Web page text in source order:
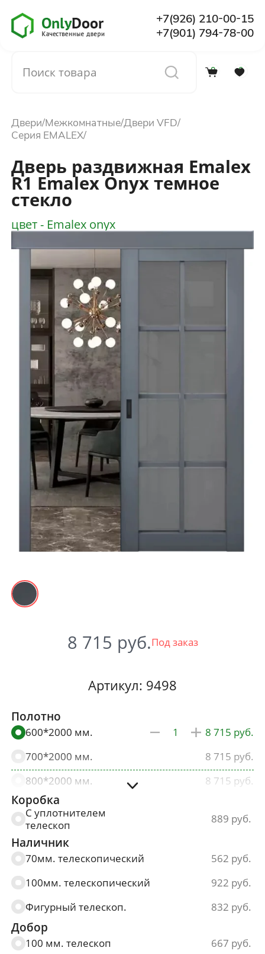
+7(926) 210-00-15
+7(901) 794-78-00
0 0
О компании
Установка
Доставка и оплата
Отзывы
Акции
Контакты
Фото работ
Двери Межкомнатные Двери VFD
Серия EMALEX
Дверь раздвижная Emalex
R1 Emalex Onyx темное
стекло
цвет - Emalex onyx
8 715 Под заказ
Артикул: 9498
Полотно
600*2000 мм.
8 715
700*2000 мм.
8 715
800*2000 мм.
8 715
900*2000 мм.
Коробка
С уплотнителем
телескоп
889
Наличник
70мм. телескопический
562
100мм. телескопический
922
Фигурный телескоп.
832
Добор
100 мм. телескоп
667